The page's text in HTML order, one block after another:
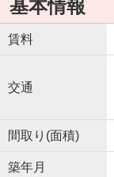
基本情報
賃料
交通
間取り(面積)
築年月